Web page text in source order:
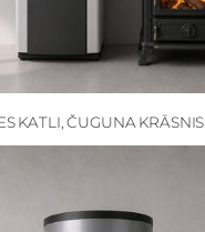
KATLI, ČUGUNA KRĀSNIS